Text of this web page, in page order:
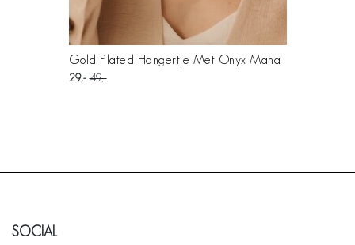
Gold Plated Hangertje Met Onyx Mana
29 49
SOCIAL